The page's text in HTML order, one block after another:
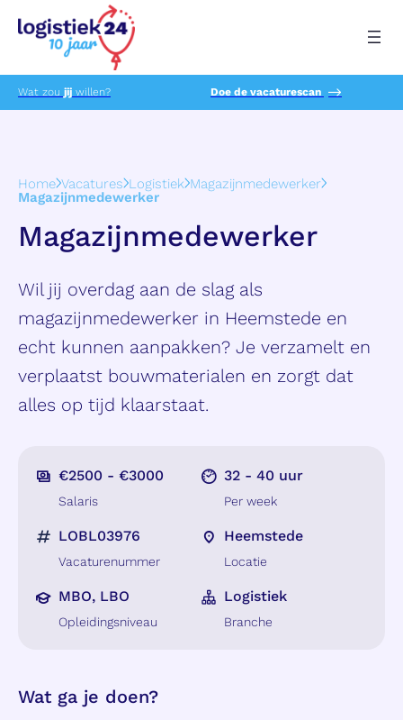
Wat zou jij willen? Doe de vacaturescan
Home Vacatures Logistiek Magazijnmedewerker
Magazijnmedewerker
Magazijnmedewerker
Wil jij overdag aan de slag als
magazijnmedewerker in Heemstede en
echt kunnen aanpakken? Je verzamelt en
verplaatst bouwmaterialen en zorgt dat
alles op tijd klaarstaat.
€2500 - €3000
Salaris
32 - 40 uur
Per week
LOBL03976
Vacaturenummer
Heemstede
Locatie
MBO, LBO
Opleidingsniveau
Logistiek
Branche
Wat ga je doen?